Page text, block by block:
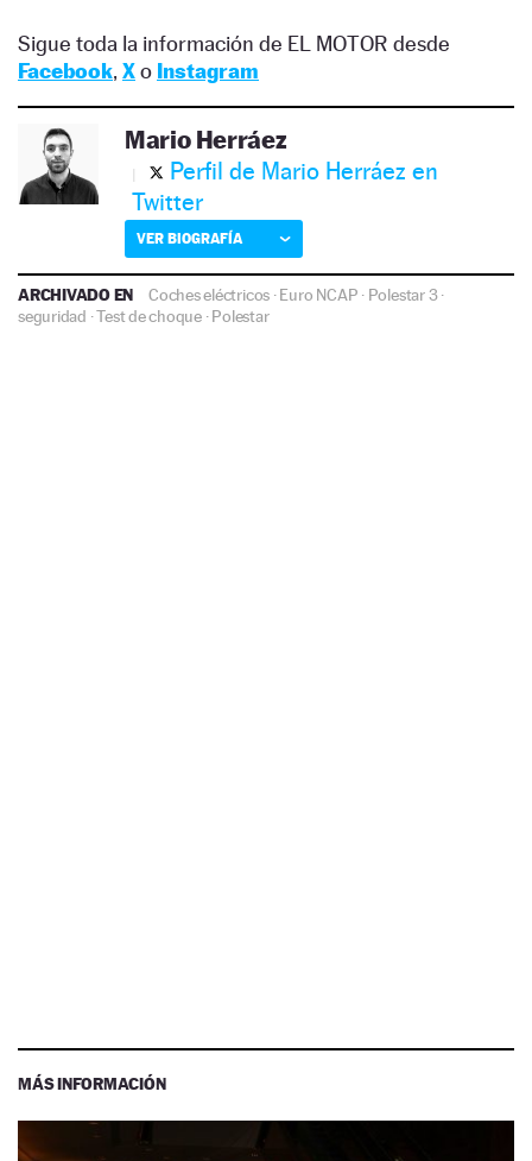
Sigue toda la información de EL MOTOR desde
Facebook, Xo Instagram
Mario Herráez
Perfil de Mario Herráez en
Twitter
VER BIOGRAFÍA
ARCHIVADO EN Coches eléctricos ·Euro NCAP · Polestar 3·
seguridad ·Test de choque ·Polestar
MÁS INFORMACIÓN